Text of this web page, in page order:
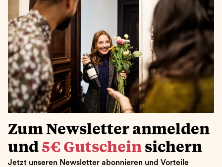
Zum Newsletter anmelden
und 5€ Gutschein sichern
Jetzt unseren Newsletter abonnieren und Vorteile